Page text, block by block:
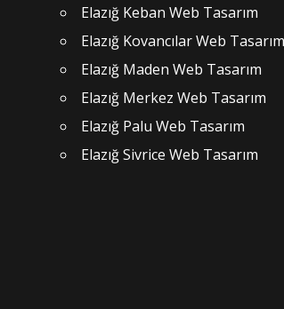
Elazığ Keban Web Tasarım
Elazığ Kovancılar Web Tasarım
Elazığ Maden Web Tasarım
Elazığ Merkez Web Tasarım
Elazığ Palu Web Tasarım
Elazığ Sivrice Web Tasarım